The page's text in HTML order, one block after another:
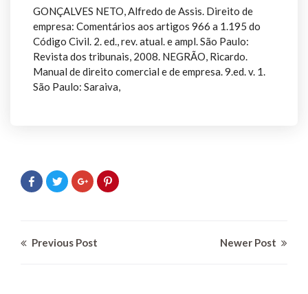
GONÇALVES NETO, Alfredo de Assis. Direito de
empresa: Comentários aos artigos 966 a 1.195 do
Código Civil. 2. ed., rev. atual. e ampl. São Paulo:
Revista dos tribunais, 2008. NEGRÃO, Ricardo.
Manual de direito comercial e de empresa. 9.ed. v. 1.
São Paulo: Saraiva,
Previous Post Newer Post